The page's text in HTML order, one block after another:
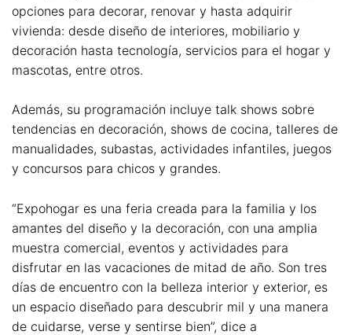
opciones para decorar, renovar y hasta adquirir
vivienda: desde diseño de interiores, mobiliario y
decoración hasta tecnología, servicios para el hogar y
mascotas, entre otros.
Además, su programación incluye talk shows sobre
tendencias en decoración, shows de cocina, talleres de
manualidades, subastas, actividades infantiles, juegos
y concursos para chicos y grandes.
“Expohogar es una feria creada para la familia y los
amantes del diseño y la decoración, con una amplia
muestra comercial, eventos y actividades para
disfrutar en las vacaciones de mitad de año. Son tres
días de encuentro con la belleza interior y exterior, es
un espacio diseñado para descubrir mil y una manera
de cuidarse, verse y sentirse bien”, dice a